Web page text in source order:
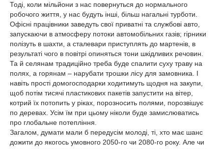
Тоді, коли мільйони з нас повернуться до нормального
робочого життя, у нас будуть інші, більш нагальні турботи.
Офісні працівники заведуть свої приватні та службові авто,
запускаючи в атмосферу потоки автомобільних газів; гірники
полізуть в шахти, а сталевари приступлять до мартенів, в
результаті чого в повітрі опиняться тони шкідливих речовин.
Та й селянам традиційно треба буде спалити суху траву на
полях, а горянам – нарубати трошки лісу для замовника. І
навіть прості домогосподарки ходитимуть щодня на закупи,
щоб потім тисячі пластикових пакетів запустити на вітер,
котрий їх потопить у ріках, порозносить полями, порозвішує
по деревах. Усім їм при цьому ніколи буде замислюватись
про глобальне потепління.
Загалом, думати мали б передусім молоді, ті, хто має шанс
дожити до якогось умовного 2050-го чи 2080-го року. Але чи